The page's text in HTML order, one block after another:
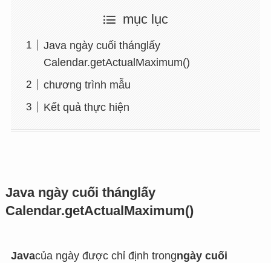
mục lục
Java ngày cuối thánglấy
Calendar.getActualMaximum()
chương trình mẫu
Kết quả thực hiện
Java ngày cuối tháng lấy
Calendar.getActualMaximum()
Javacủa ngày được chỉ định trongngày cuối